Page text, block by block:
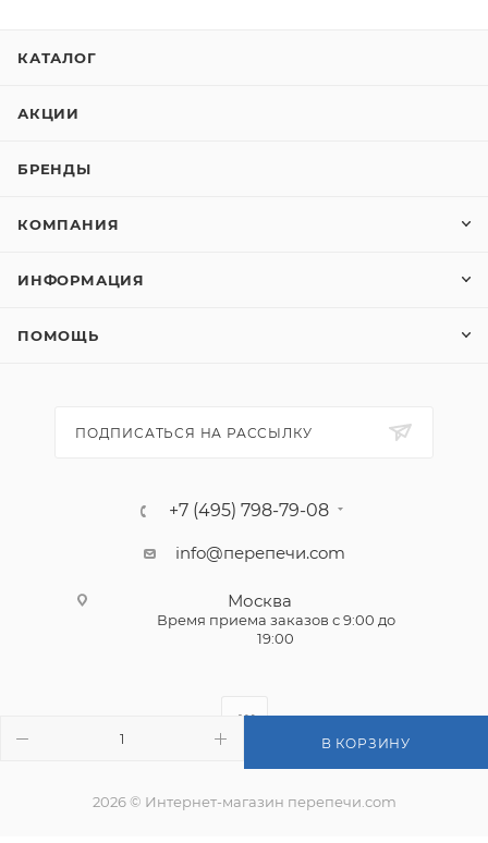
В КОРЗИНУ
КАТАЛОГ
АКЦИИ
БРЕНДЫ
КОМПАНИЯ
ИНФОРМАЦИЯ
ПОМОЩЬ
ПОДПИСАТЬСЯ НА РАССЫЛКУ
+7 (495) 798-79-08
info@перепечи.com
Москва
Время приема заказов с 9:00 до
19:00
2026 © Интернет-магазин перепечи.com